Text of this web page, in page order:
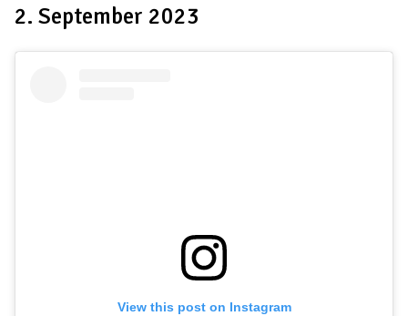
2. September 2023
View this post on Instagram